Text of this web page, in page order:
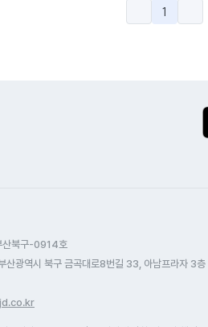
1
북구-0914호
산광역시 북구 금곡대로8번길 33, 아남프라자 3층